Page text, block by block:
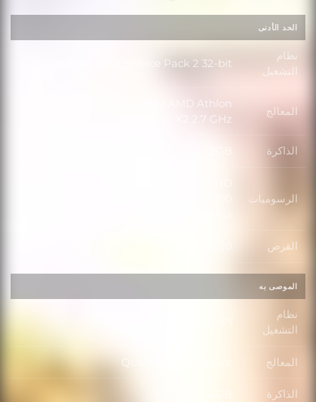
الحد الأدنى
نظام
التشغيل
نظام التشغيل
Windows Vista Service Pack 2 32-bit
المعالج المعالج
Intel Core 2 DUO 2.4 GHz / AMD Athlon
X2 2.7 GHz
الذاكرة
الرسوميات
القرص
الموصى به
نظام
التشغيل
المعالج Quad Core Processor
الذاكرة